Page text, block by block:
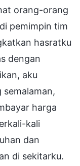
orang-orang
pemimpin tim
hasratku
dengan
aku
harga
kali
dan
di sekitarku.